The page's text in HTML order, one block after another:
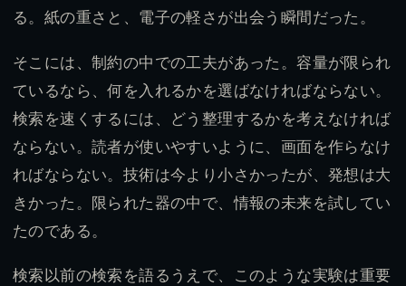
る。紙の重さと、電子の軽さが出会う瞬間だった。
そこには、制約の中での工夫があった。容量が限られ
ているなら、何を入れるかを選ばなければならない。
検索を速くするには、どう整理するかを考えなければ
ならない。読者が使いやすいように、画面を作らなけ
ればならない。技術は今より小さかったが、発想は大
きかった。限られた器の中で、情報の未来を試してい
たのである。
検索以前の検索を語るうえで、このような実験は重要